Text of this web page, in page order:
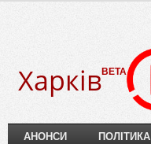
ХарківBETA
АНОНСИ ПОЛІТИКА